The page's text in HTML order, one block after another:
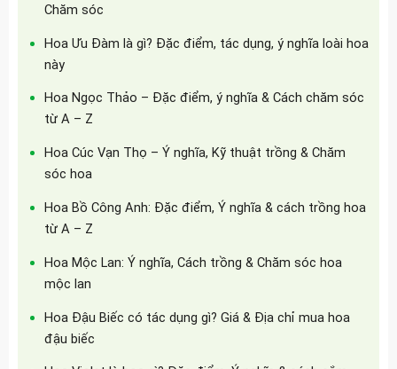
Chăm sóc
Hoa Ưu Đàm là gì? Đặc điểm, tác dụng, ý nghĩa loài hoa
này
Hoa Ngọc Thảo – Đặc điểm, ý nghĩa & Cách chăm sóc
từ A – Z
Hoa Cúc Vạn Thọ – Ý nghĩa, Kỹ thuật trồng & Chăm
sóc hoa
Hoa Bồ Công Anh: Đặc điểm, Ý nghĩa & cách trồng hoa
từ A – Z
Hoa Mộc Lan: Ý nghĩa, Cách trồng & Chăm sóc hoa
mộc lan
Hoa Đậu Biếc có tác dụng gì? Giá & Địa chỉ mua hoa
đậu biếc